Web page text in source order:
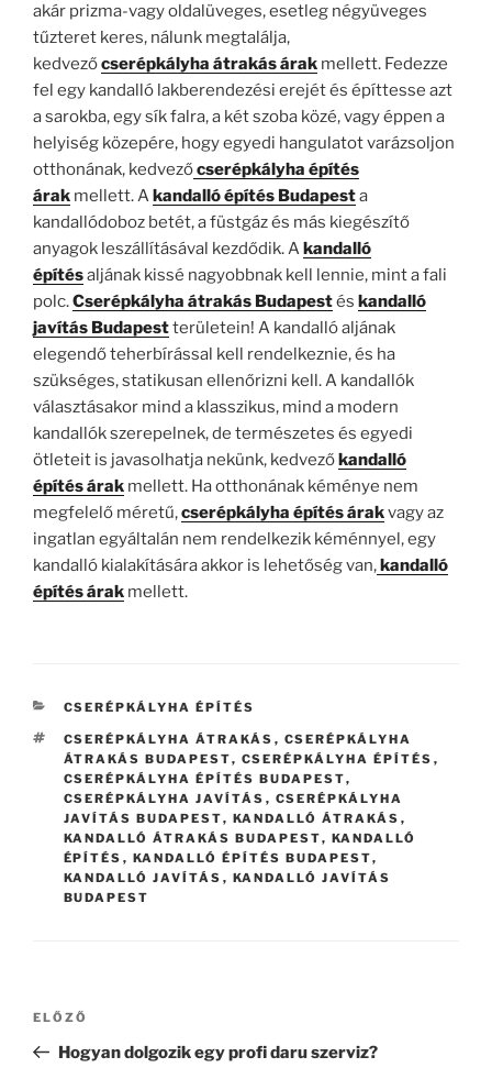
akár prizma-vagy oldalüveges, esetleg négyüveges
tűzteret keres, nálunk megtalálja,
kedvezőcserépkályha átrakás árak mellett. Fedezze
fel egy kandalló lakberendezési erejét és építtesse azt
a sarokba, egy sík falra, a két szoba közé, vagy éppen a
helyiség közepére, hogy egyedi hangulatot varázsoljon
otthonának, kedvezőcserépkályha építés
árak mellett. Akandalló építés Budapesta
kandallódoboz betét, a füstgáz és más kiegészítő
anyagok leszállításával kezdődik. Akandalló
építésaljának kissé nagyobbnak kell lennie, mint a fali
polc.Cserépkályha átrakás Budapestés kandalló
javítás Budapestterületein! A kandalló aljának
elegendő teherbírással kell rendelkeznie, és ha
szükséges, statikusan ellenőrizni kell. A kandallók
választásakor mind a klasszikus, mind a modern
kandallók szerepelnek, de természetes és egyedi
ötleteit is javasolhatja nekünk, kedvezőkandalló
építés árak mellett. Ha otthonának kéménye nem
megfelelő méretű,cserépkályha építés árakvagy az
ingatlan egyáltalán nem rendelkezik kéménnyel, egy
kandalló kialakítására akkor is lehetőség van,kandalló
építés árak mellett.
KATEGÓRIÁK
CSERÉPKÁLYHA ÉPÍTÉS
CÍMKÉK
CSERÉPKÁLYHA ÁTRAKÁS , CSERÉPKÁLYHA
ÁTRAKÁS BUDAPEST, CSERÉPKÁLYHA ÉPÍTÉS ,
CSERÉPKÁLYHA ÉPÍTÉS BUDAPEST,
CSERÉPKÁLYHA JAVÍTÁS , CSERÉPKÁLYHA
JAVÍTÁS BUDAPEST, KANDALLÓ ÁTRAKÁS ,
KANDALLÓ ÁTRAKÁS BUDAPEST, KANDALLÓ
ÉPÍTÉS , KANDALLÓ ÉPÍTÉS BUDAPEST,
KANDALLÓ JAVÍTÁS , KANDALLÓ JAVÍTÁS
BUDAPEST
Bejegyzés
Korábbi
bejegyzés
ELŐZŐ
Hogyan dolgozik egy profi daru szerviz?